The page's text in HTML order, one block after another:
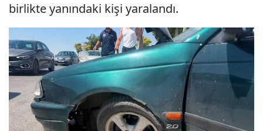
birlikte yanındaki kişi yaralandı.